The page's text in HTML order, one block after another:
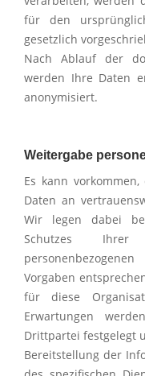
für den
gesetzlich
Nach Ablauf der
werden Ihre Daten
anonymisiert.
Weitergabe
Es kann
Daten an
Wir legen dabei
Schutzes
Vorgaben
für diese
Erwartungen
Drittpartei festgelegt
Bereitstellung der